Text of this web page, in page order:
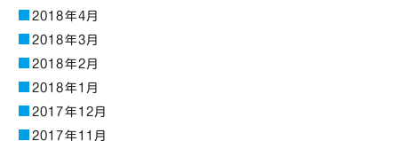
2018年4月
2018年3月
2018年2月
2018年1月
2017年12月
2017年11月